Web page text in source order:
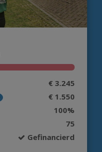
€ 3.245
€ 1.550
100%
75
Gefinancierd